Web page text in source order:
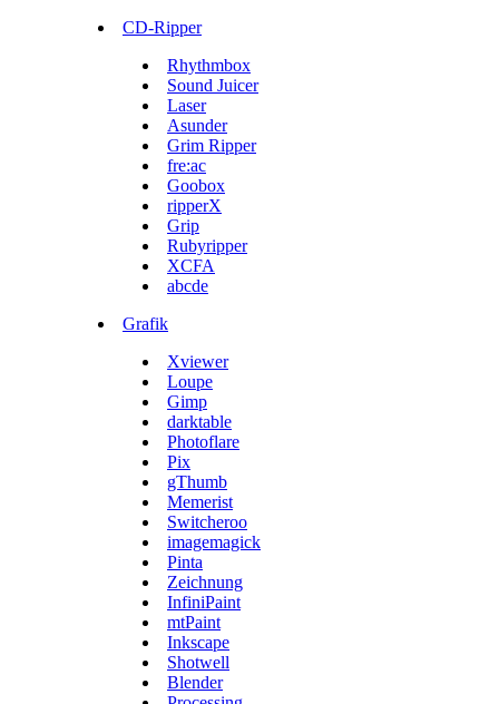
CD-Ripper
Rhythmbox
Sound Juicer
Laser
Asunder
Grim Ripper
fre:ac
Goobox
ripperX
Grip
Rubyripper
XCFA
abcde
Grafik
Xviewer
Loupe
Gimp
darktable
Photoflare
Pix
gThumb
Memerist
Switcheroo
imagemagick
Pinta
Zeichnung
InfiniPaint
mtPaint
Inkscape
Shotwell
Blender